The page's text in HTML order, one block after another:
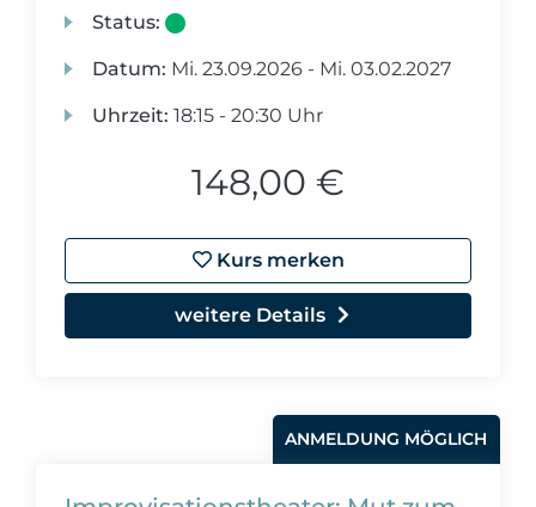
Status:
Datum: Mi. 23.09.2026 - Mi. 03.02.2027
Uhrzeit: 18:15 - 20:30 Uhr
148,00 €
Kurs merken
weitere Details
ANMELDUNG MÖGLICH